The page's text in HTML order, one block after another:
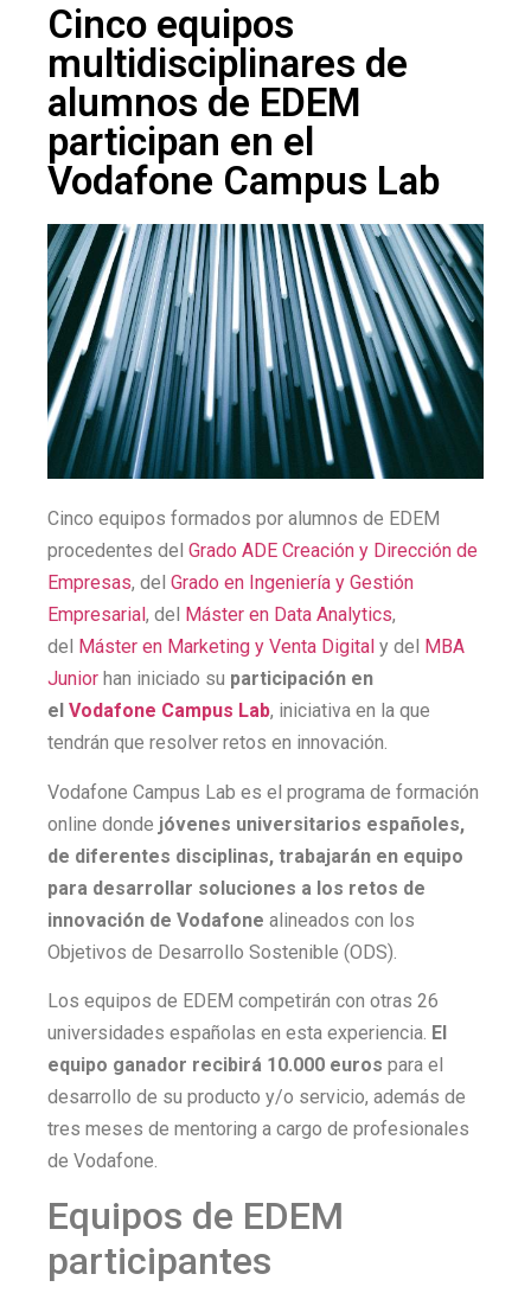
Cinco equipos
multidisciplinares de
alumnos de EDEM
participan en el
Vodafone Campus Lab
Cinco equipos formados por alumnos de EDEM
procedentes del Grado ADE Creación y Dirección de
Empresas, del Grado en Ingeniería y Gestión
Empresarial , del Máster en Data Analytics,
del
Máster en Marketing y Venta Digital y del
MBA
Junior han iniciado su participación en
el Vodafone Campus Lab, iniciativa en la que
tendrán que resolver retos en innovación.
Vodafone Campus Lab es el programa de formación
online donde jóvenes universitarios españoles,
de diferentes disciplinas, trabajarán en equipo
para desarrollar soluciones a los retos de
innovación de Vodafone alineados con los
Objetivos de Desarrollo Sostenible (ODS).
Los equipos de EDEM competirán con otras 26
universidades españolas en esta experiencia. El
equipo ganador recibirá 10.000 euros para el
desarrollo de su producto y/o servicio, además de
tres meses de mentoring a cargo de profesionales
de Vodafone.
Equipos de EDEM
participantes